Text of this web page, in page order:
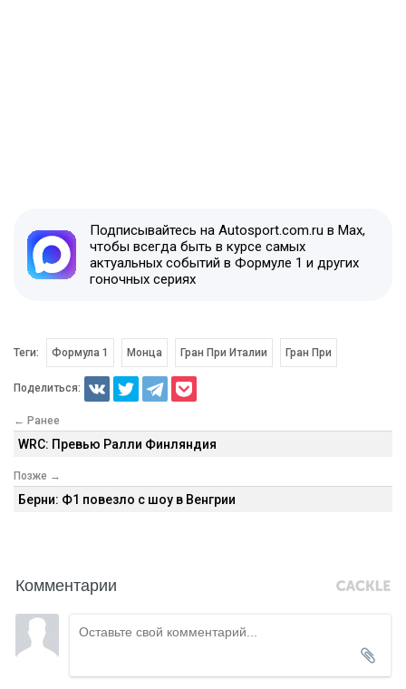
Подписывайтесь на Autosport.com.ru в Max,
чтобы всегда быть в курсе самых
актуальных событий в Формуле 1 и других
гоночных сериях
Теги: Формула 1 Монца Гран При Италии Гран При
Поделиться:
← Ранее
WRC: Превью Ралли Финляндия
Позже →
Берни: Ф1 повезло с шоу в Венгрии
Комментарии